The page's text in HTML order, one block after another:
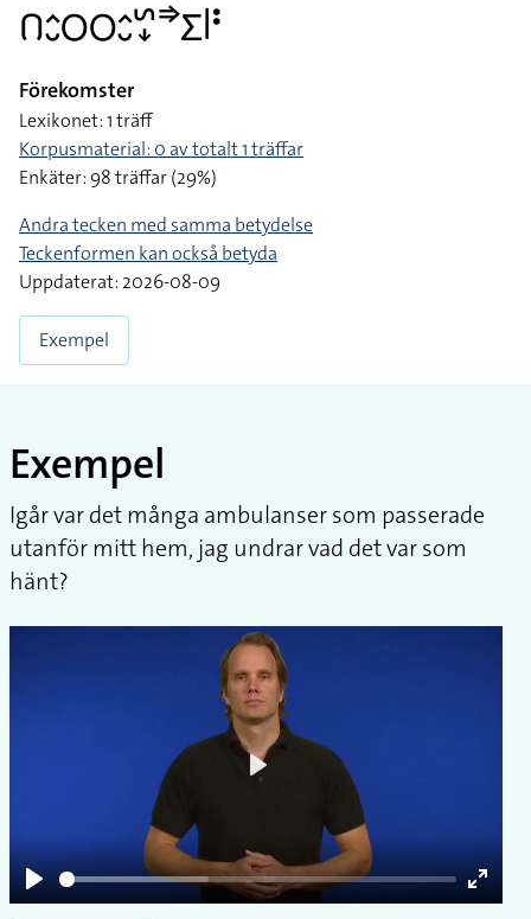
􌤂􌤵􌤷􌥆􌥆􌤵􌤷􌥲􌦊􌦆􌤥􌥼􌥻
Förekomster
Lexikonet: 1 träff
Korpusmaterial: 0 av totalt 1 träffar
Enkäter: 98 träffar (29%)
Andra tecken med samma betydelse
Teckenformen kan också betyda
Uppdaterat: 2026-08-09
Exempel
Exempel
Igår var det många ambulanser som passerade
utanför mitt hem, jag undrar vad det var som
hänt?
Play
Enter